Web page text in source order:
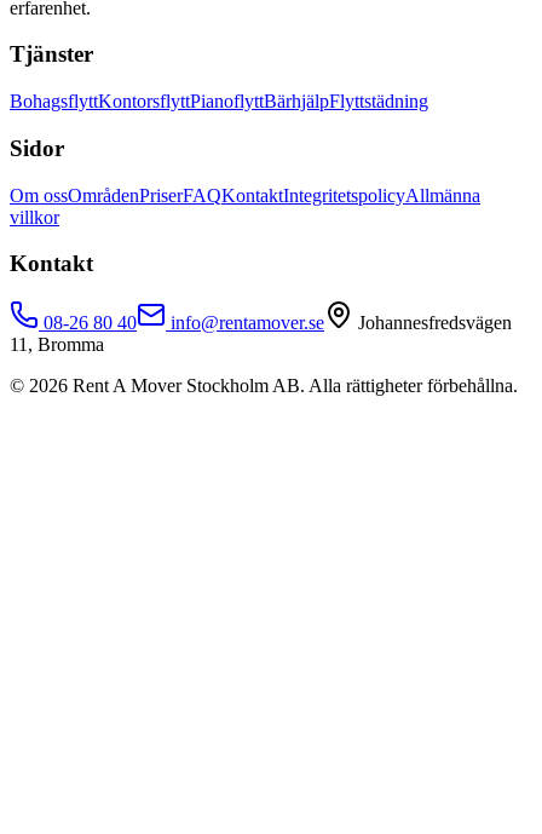
erfarenhet.
Tjänster
BohagsflyttKontorsflyttPianoflyttBärhjälpFlyttstädning
Sidor
Om ossOmrådenPriserFAQKontaktIntegritetspolicyAllmänna
villkor
Kontakt
08-26 80 40 info@rentamover.se
Johannesfredsvägen
11, Bromma
© 2026 Rent A Mover Stockholm AB. Alla rättigheter förbehållna.